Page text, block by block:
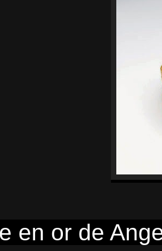
en or de